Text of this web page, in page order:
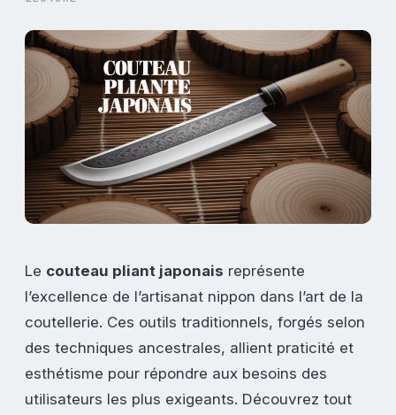
Le couteau pliant japonais représente
l’excellence de l’artisanat nippon dans l’art de la
coutellerie. Ces outils traditionnels, forgés selon
des techniques ancestrales, allient praticité et
esthétisme pour répondre aux besoins des
utilisateurs les plus exigeants. Découvrez tout